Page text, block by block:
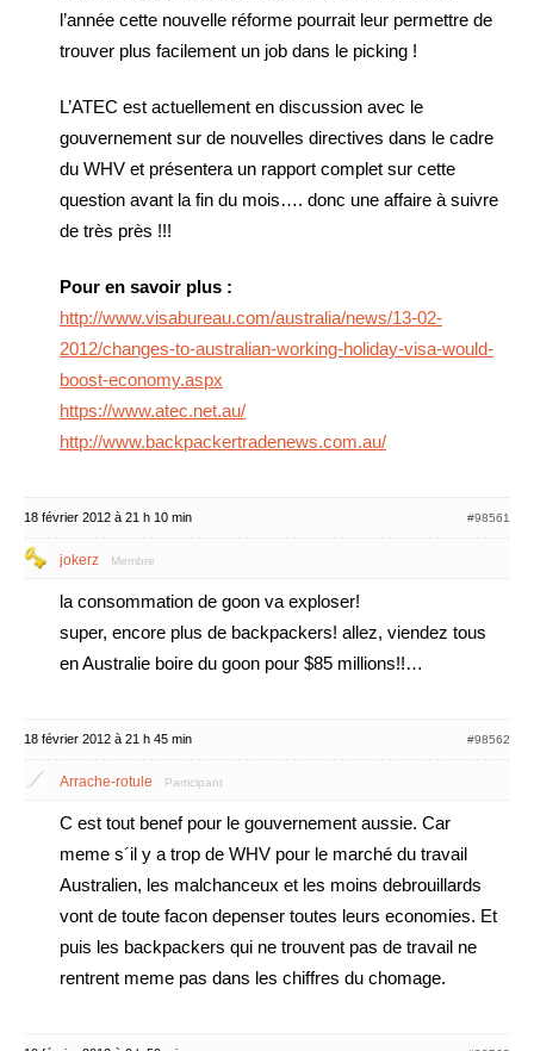
l’année cette nouvelle réforme pourrait leur permettre de
trouver plus facilement un job dans le picking !
L’ATEC est actuellement en discussion avec le
gouvernement sur de nouvelles directives dans le cadre
du WHV et présentera un rapport complet sur cette
question avant la fin du mois…. donc une affaire à suivre
de très près !!!
Pour en savoir plus :
http://www.visabureau.com/australia/news/13-02-
2012/changes-to-australian-working-holiday-visa-would-
boost-economy.aspx
https://www.atec.net.au/
http://www.backpackertradenews.com.au/
18 février 2012 à 21 h 10 min #98561
jokerz Membre
la consommation de goon va exploser!
super, encore plus de backpackers! allez, viendez tous
en Australie boire du goon pour $85 millions!!…
18 février 2012 à 21 h 45 min #98562
Arrache-rotule Participant
C est tout benef pour le gouvernement aussie. Car
meme s´il y a trop de WHV pour le marché du travail
Australien, les malchanceux et les moins debrouillards
vont de toute facon depenser toutes leurs economies. Et
puis les backpackers qui ne trouvent pas de travail ne
rentrent meme pas dans les chiffres du chomage.